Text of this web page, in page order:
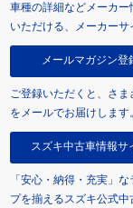
車種の詳細などメーカー
いただける、メーカーサ
メールマガジン登
ご登録いただくと、さま
をメールでお届けします。
スズキ中古車情報サ
「安心・納得・充実」な
プを揃えるスズキ公式中